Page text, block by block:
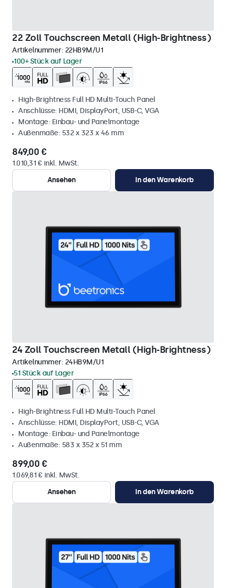
22 Zoll Touchscreen Metall (High-Brightness)
Artikelnummer: 22HB9M/U1
100+ Stück auf Lager
High-Brightness Full HD Multi-Touch Panel
Anschlüsse: HDMI, DisplayPort, USB-C, VGA
Montage: Einbau- und Panelmontage
Außenmaße: 532 x 323 x 46 mm
849,00 €
1.010,31 € inkl. MwSt.
Ansehen
In den Warenkorb
24 Zoll Touchscreen Metall (High-Brightness)
Artikelnummer: 24HB9M/U1
51 Stück auf Lager
High-Brightness Full HD Multi-Touch Panel
Anschlüsse: HDMI, DisplayPort, USB-C, VGA
Montage: Einbau- und Panelmontage
Außenmaße: 583 x 352 x 51 mm
899,00 €
1.069,81 € inkl. MwSt.
Ansehen
In den Warenkorb